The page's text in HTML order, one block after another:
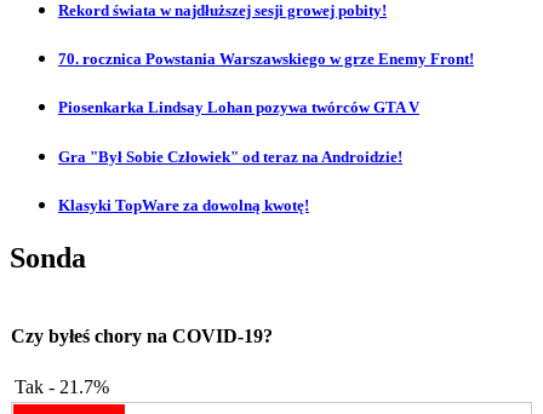
Rekord świata w najdłuższej sesji growej pobity!
70. rocznica Powstania Warszawskiego w grze Enemy Front!
Piosenkarka Lindsay Lohan pozywa twórców GTA V
Gra "Był Sobie Człowiek" od teraz na Androidzie!
Klasyki TopWare za dowolną kwotę!
Sonda
Czy byłeś chory na COVID-19?
Tak - 21.7%